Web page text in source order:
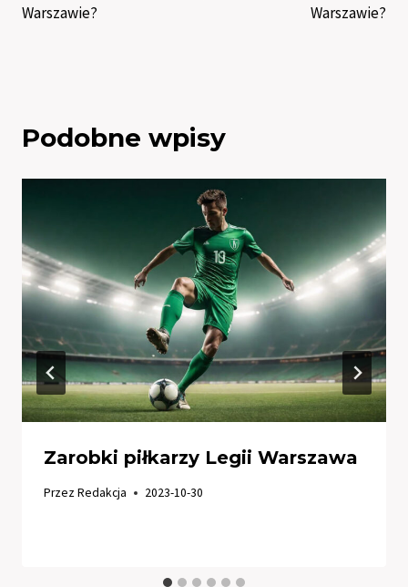
Warszawie?
Warszawie?
Podobne wpisy
Zarobki piłkarzy Legii Warszawa
PrzezRedakcja 2023-10-30